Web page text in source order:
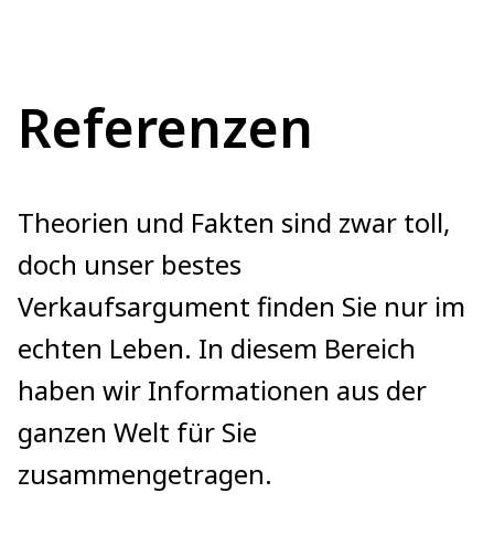
Referenzen
Theorien und Fakten sind zwar toll,
doch unser bestes
Verkaufsargument finden Sie nur im
echten Leben. In diesem Bereich
haben wir Informationen aus der
ganzen Welt für Sie
zusammengetragen.